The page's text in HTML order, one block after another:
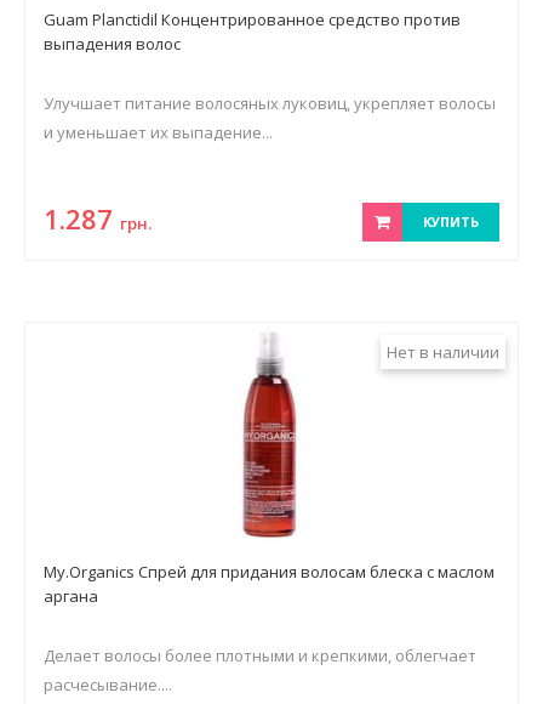
Guam Planctidil Концентрированное средство против
выпадения волос
Улучшает питание волосяных луковиц, укрепляет волосы
и уменьшает их выпадение...
1.287 грн. КУПИТЬ
Нет в наличии
My.Organics Спрей для придания волосам блеска с маслом
аргана
Делает волосы более плотными и крепкими, облегчает
расчесывание....